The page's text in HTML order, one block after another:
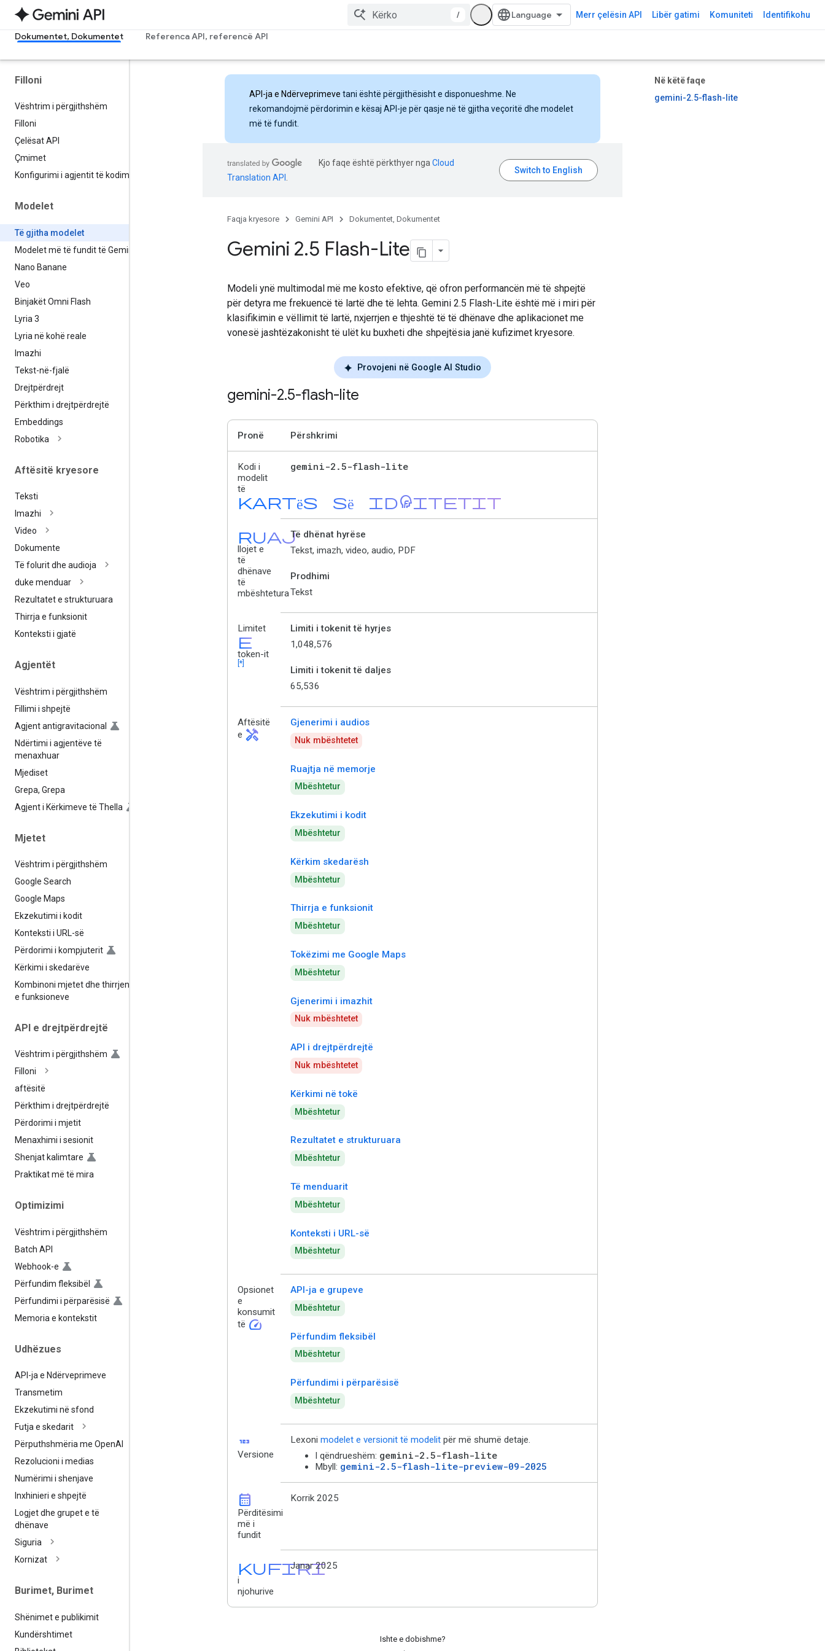
/ Merr çelësin API Libër gatimi Komuniteti Identifikohu
Dokumentet, Dokumentet Referenca API, referencë API
Filloni
Vështrim i përgjithshëm
Filloni
Çelësat API
Çmimet
Konfigurimi i agjentit të kodimit
Modelet
Të gjitha modelet
Modelet më të fundit të Gemini
Nano Banane
Veo
Binjakët Omni Flash
Lyria 3
Lyria në kohë reale
Imazhi
Tekst-në-fjalë
Drejtpërdrejt
Përkthim i drejtpërdrejtë
Embeddings
Robotika
Aftësitë kryesore
Teksti
Imazhi
Video
Dokumente
Të folurit dhe audioja
duke menduar
Rezultatet e strukturuara
Thirrja e funksionit
Konteksti i gjatë
Agjentët
Vështrim i përgjithshëm
Fillimi i shpejtë
Agjent antigravitacional
Ndërtimi i agjentëve të
menaxhuar
Mjediset
Grepa, Grepa
Agjent i Kërkimeve të Thella
Mjetet
Vështrim i përgjithshëm
Google Search
Google Maps
Ekzekutimi i kodit
Konteksti i URL-së
Përdorimi i kompjuterit
Kërkimi i skedarëve
Kombinoni mjetet dhe thirrjen
e funksioneve
API e drejtpërdrejtë
Vështrim i përgjithshëm
Filloni
aftësitë
Përkthim i drejtpërdrejtë
Përdorimi i mjetit
Menaxhimi i sesionit
Shenjat kalimtare
Praktikat më të mira
Optimizimi
Vështrim i përgjithshëm
Batch API
Webhook-e
Përfundim fleksibël
Përfundimi i përparësisë
Memoria e kontekstit
Udhëzues
API-ja e Ndërveprimeve
Transmetim
Ekzekutimi në sfond
Futja e skedarit
Përputhshmëria me OpenAI
Rezolucioni i medias
Numërimi i shenjave
Inxhinieri e shpejtë
Logjet dhe grupet e të
dhënave
Siguria
Kornizat
Burimet, Burimet
Shënimet e publikimit
Kundërshtimet
Në këtë faqe
gemini-2.5-flash-lite
API-ja e Ndërveprimeve tani është përgjithësisht e disponueshme. Ne
rekomandojmë përdorimin e kësaj API-je për qasje në të gjitha veçoritë dhe modelet
më të fundit.
Kjo faqe është përkthyer nga Cloud
Translation API
Faqja kryesore Gemini API Dokumentet, Dokumentet
Gemini 2.5 Flash-Lite
Modeli ynë multimodal më me kosto efektive, që ofron performancën më të shpejtë
për detyra me frekuencë të lartë dhe të lehta. Gemini 2.5 Flash-Lite është më i miri për
klasifikimin e vëllimit të lartë, nxjerrjen e thjeshtë të të dhënave dhe aplikacionet me
vonesë jashtëzakonisht të ulët ku buxheti dhe shpejtësia janë kufizimet kryesore.
Provojeni në Google AI Studio
gemini-2.5-flash-lite
Pronë Përshkrimi
Kodi i
modelit
të
kartës së identitetit
gemini-2 .5-flash-lite
ruaj
llojet e
të
dhënave
të
mbështetura
Të dhënat hyrëse
Tekst, imazh, video, audio, PDF
Prodhimi
Tekst
Limitet
e
token-it
[*]
Limiti i tokenit të hyrjes
1,048,576
Limiti i tokenit të daljes
65,536
Aftësitë
e handyman
Gjenerimi i audios
Nuk mbështetet
Ruajtja në memorje
Mbështetur
Ekzekutimi i kodit
Mbështetur
Kërkim skedarësh
Mbështetur
Thirrja e funksionit
Mbështetur
Tokëzimi me Google Maps
Mbështetur
Gjenerimi i imazhit
Nuk mbështetet
API i drejtpërdrejtë
Nuk mbështetet
Kërkimi në tokë
Mbështetur
Rezultatet e strukturuara
Mbështetur
Të menduarit
Mbështetur
Konteksti i URL-së
Mbështetur
Opsionet
e
konsumit
të speed
API-ja e grupeve
Mbështetur
Përfundim fleksibël
Mbështetur
Përfundimi i përparësisë
Mbështetur
123
Versione
Lexoni modelet e versionit të modelit për më shumë detaje.
I qëndrueshëm: gemini-2.5-flash-lite
Mbyll: gemini-2.5-flash-lite-preview-09-2025
calendar_month
Përditësimi
më i
fundit
Korrik 2025
Kufiri
i
njohurive
Janar 2025
Ishte e dobishme?